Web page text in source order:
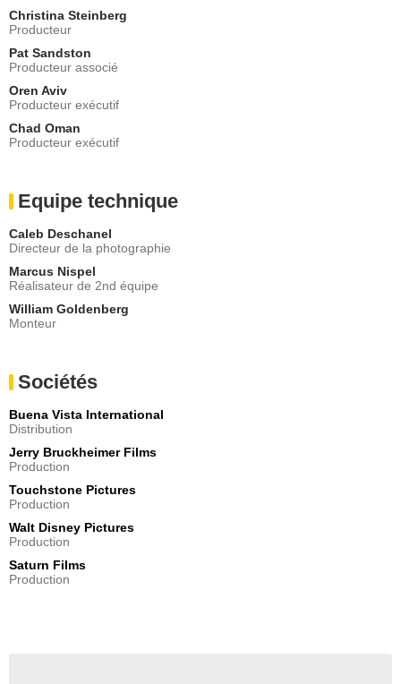
Christina Steinberg
Producteur
Pat Sandston
Producteur associé
Oren Aviv
Producteur exécutif
Chad Oman
Producteur exécutif
Equipe technique
Caleb Deschanel
Directeur de la photographie
Marcus Nispel
Réalisateur de 2nd équipe
William Goldenberg
Monteur
Sociétés
Buena Vista International
Distribution
Jerry Bruckheimer Films
Production
Touchstone Pictures
Production
Walt Disney Pictures
Production
Saturn Films
Production